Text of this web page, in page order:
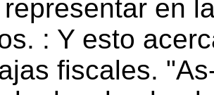
en
: Y esto
fiscales.